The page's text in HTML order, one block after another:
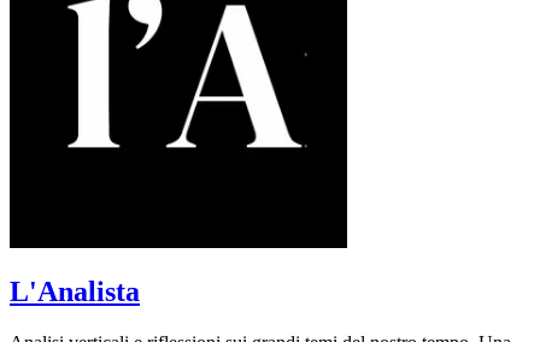
L'Analista